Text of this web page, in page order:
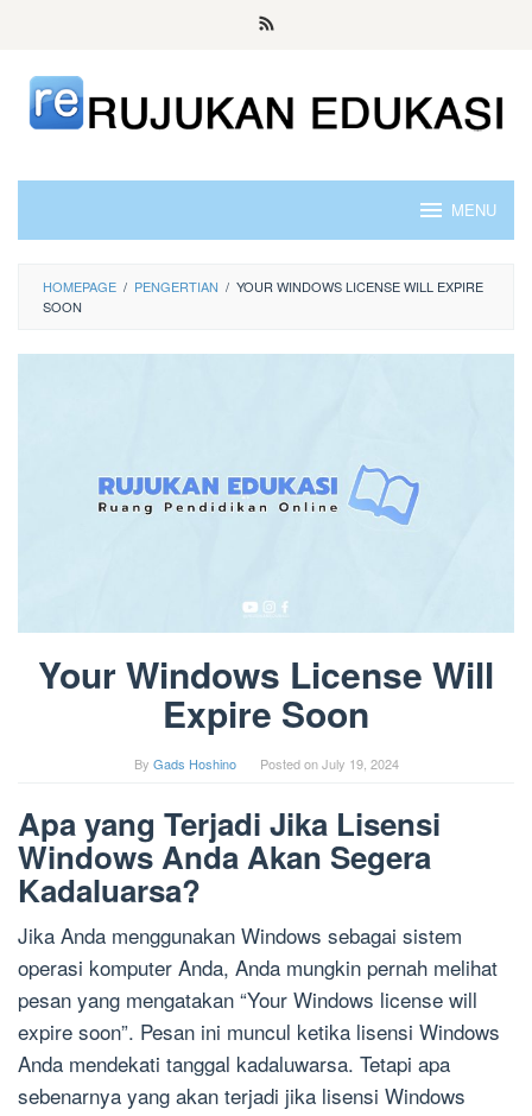
content
MENU
HOMEPAGE / PENGERTIAN / YOUR WINDOWS LICENSE WILL EXPIRE
SOON
Your Windows License Will
Expire Soon
By Gads Hoshino Posted onJuly 19, 2024
Apa yang Terjadi Jika Lisensi
Windows Anda Akan Segera
Kadaluarsa?
Jika Anda menggunakan Windows sebagai sistem
operasi komputer Anda, Anda mungkin pernah melihat
pesan yang mengatakan “Your Windows license will
expire soon”. Pesan ini muncul ketika lisensi Windows
Anda mendekati tanggal kadaluwarsa. Tetapi apa
sebenarnya yang akan terjadi jika lisensi Windows